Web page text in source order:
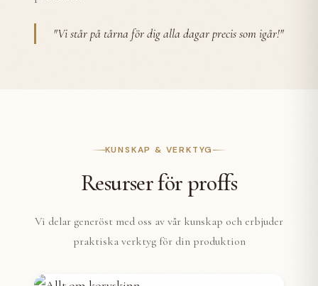
"Vi står på tårna för dig alla dagar precis som igår!"
KUNSKAP & VERKTYG
Resurser för proffs
Vi delar generöst med oss av vår kunskap och erbjuder
praktiska verktyg för din produktion